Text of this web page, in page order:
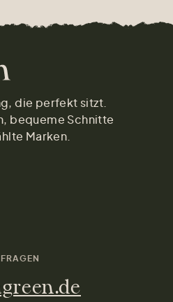
die perfekt sitzt.
bequeme Schnitte
Marken.